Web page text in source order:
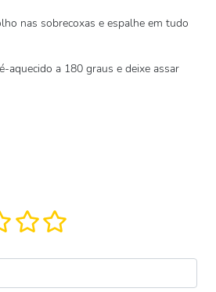
nas sobrecoxas e espalhe em tudo
aquecido a 180 graus e deixe assar